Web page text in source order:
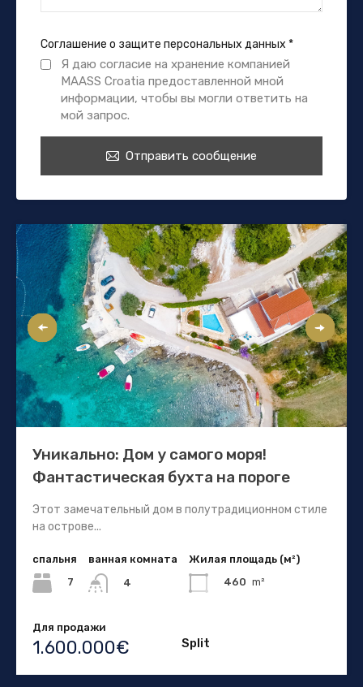
Соглашение о защите персональных данных *
Я даю согласие на хранение компанией
MAASS Croatia предоставленной мной
информации, чтобы вы могли ответить на
мой запрос.
Отправить сообщение
Уникально: Дом у самого моря!
Фантастическая бухта на пороге
Этот замечательный дом в полутрадиционном стиле
на острове...
спальня
7
ванная комната
4
Жилая площадь (м²)
460 m²
Для продажи
1.600.000€ Split